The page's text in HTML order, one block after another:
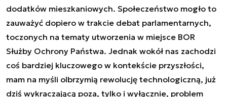
dodatków mieszkaniowych. Społeczeństwo mogło to
zauważyć dopiero w trakcie debat parlamentarnych,
toczonych na tematy utworzenia w miejsce BOR
Służby Ochrony Państwa. Jednak wokół nas zachodzi
coś bardziej kluczowego w kontekście przyszłości,
mam na myśli olbrzymią rewolucję technologiczną, już
dziś wykraczającą poza, tylko i wyłącznie, problem